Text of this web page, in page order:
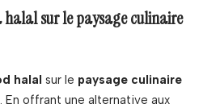
halal sur le paysage culinaire
halal sur le paysage culinaire
En offrant une alternative aux